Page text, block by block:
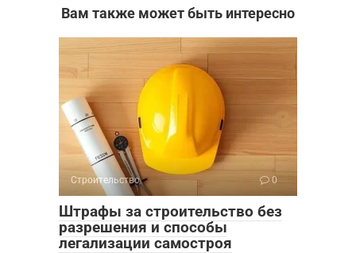
Вам также может быть интересно
Строительство 0
Штрафы за строительство без
разрешения и способы
легализации самостроя